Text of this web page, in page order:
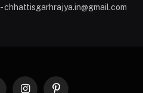
- chhattisgarhrajya.in@gmail.com